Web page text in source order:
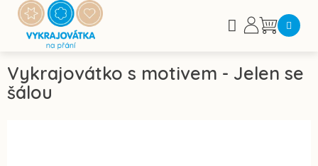
Přejít
obsah
Nákupní
Vykrajovátko s motivem - Jelen se
šálou